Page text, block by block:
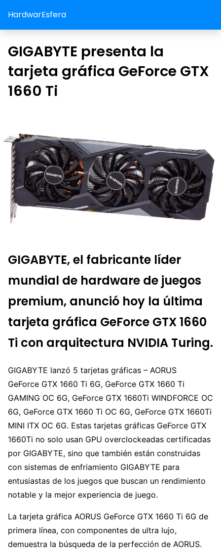
HardwarEsfera
GIGABYTE presenta la
tarjeta gráfica GeForce GTX
1660 Ti
GIGABYTE, el fabricante líder
mundial de hardware de juegos
premium, anunció hoy la última
tarjeta gráfica GeForce GTX 1660
Ti con arquitectura NVIDIA Turing.
GIGABYTE lanzó 5 tarjetas gráficas – AORUS
GeForce GTX 1660 Ti 6G, GeForce GTX 1660 Ti
GAMING OC 6G, GeForce GTX 1660Ti WINDFORCE OC
6G, GeForce GTX 1660 Ti OC 6G, GeForce GTX 1660Ti
MINI ITX OC 6G. Estas tarjetas gráficas GeForce GTX
1660Ti no solo usan GPU overclockeadas certificadas
por GIGABYTE, sino que también están construidas
con sistemas de enfriamiento GIGABYTE para
entusiastas de los juegos que buscan un rendimiento
notable y la mejor experiencia de juego.
La tarjeta gráfica AORUS GeForce GTX 1660 Ti 6G de
primera línea, con componentes de ultra lujo,
demuestra la búsqueda de la perfección de AORUS.